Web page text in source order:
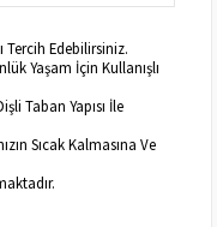
Tercih Edebilirsiniz.
Yaşam İçin Kullanışlı
Taban Yapısı İle
Sıcak Kalmasına Ve